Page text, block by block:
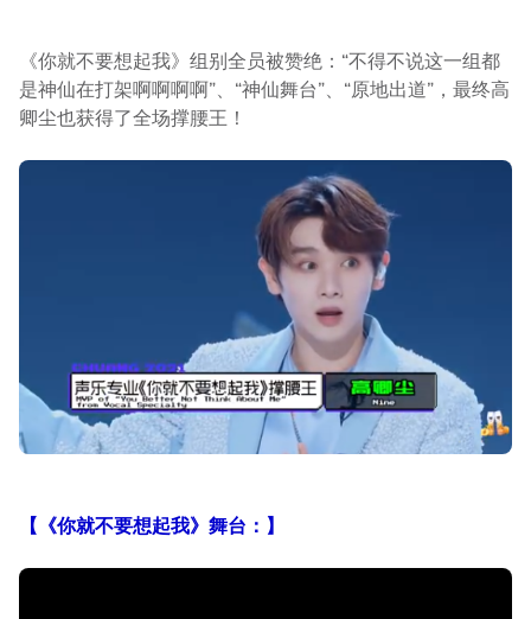
《你就不要想起我》组别全员被赞绝：“不得不说这一组都
是神仙在打架啊啊啊啊”、“神仙舞台”、“原地出道”，最终高
卿尘也获得了全场撑腰王！
【《你就不要想起我》舞台：】